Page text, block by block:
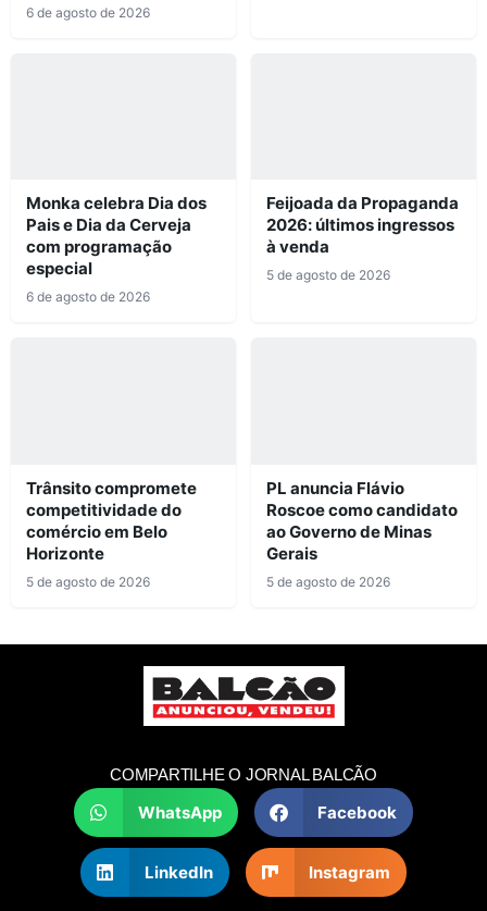
6 de agosto de 2026
Monka celebra Dia dos
Pais e Dia da Cerveja
com programação
especial
6 de agosto de 2026
Feijoada da Propaganda
2026: últimos ingressos
à venda
5 de agosto de 2026
Trânsito compromete
competitividade do
comércio em Belo
Horizonte
5 de agosto de 2026
PL anuncia Flávio
Roscoe como candidato
ao Governo de Minas
Gerais
5 de agosto de 2026
COMPARTILHE O JORNAL BALCÃO
WhatsApp Facebook
LinkedIn Instagram